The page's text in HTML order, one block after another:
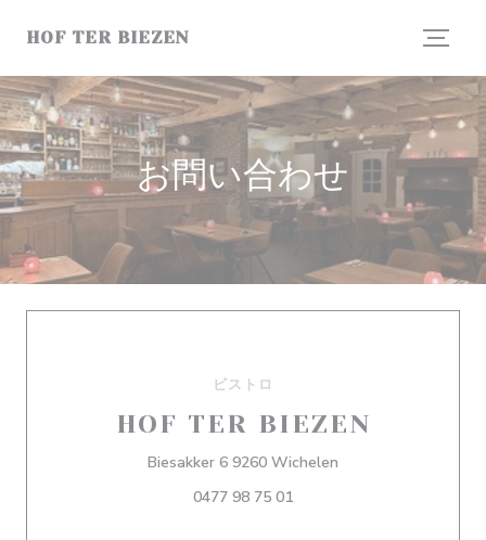
HOF TER BIEZEN
お問い合わせ
ビストロ
HOF TER BIEZEN
Biesakker 6 9260 Wichelen
0477 98 75 01